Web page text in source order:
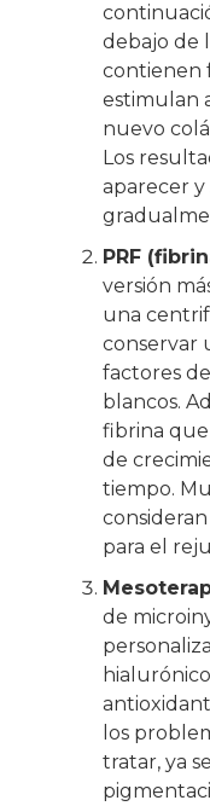
debajo de
contienen
estimulan
nuevo
Los
aparecer y
PRF
versión
una
conservar
factores
blancos.
fibrina
de
tiempo.
para el
de
los
tratar, ya